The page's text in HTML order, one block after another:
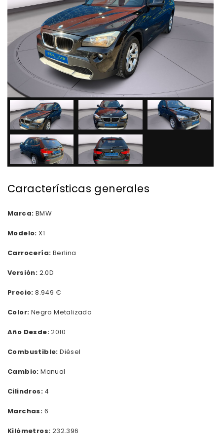
Características generales
Marca: BMW
Modelo: X1
Carrocería: Berlina
Versión: 2.0D
Precio: 8.949 €
Color: Negro Metalizado
Año Desde:2010
Combustible: Diésel
Cambio: Manual
Cilindros: 4
Marchas: 6
Kilómetros: 232.396